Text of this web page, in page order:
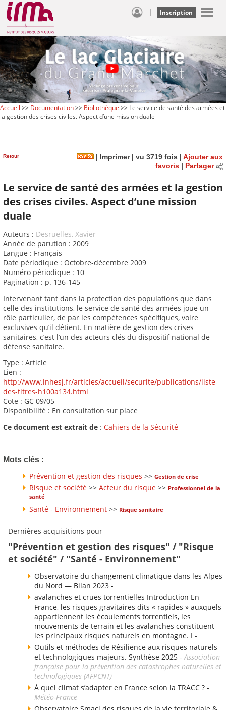
| Inscription
Accueil >> Documentation>> Bibliothèque >> Le service de santé des armées et
la gestion des crises civiles. Aspect d’une mission duale
Retour | Imprimer| vu 3719 fois | Ajouter aux
favoris| Partager
Le service de santé des armées et la gestion
des crises civiles. Aspect d’une mission
duale
Auteurs : Desruelles, Xavier
Année de parution : 2009
Langue : Français
Date périodique : Octobre-décembre 2009
Numéro périodique : 10
Pagination : p. 136-145
Intervenant tant dans la protection des populations que dans
celle des institutions, le service de santé des armées joue un
rôle particulier, de par les compétences spécifiques, voire
exclusives qu’il détient. En matière de gestion des crises
sanitaires, c’est l’un des acteurs clés du dispositif national de
défense sanitaire.
Type : Article
Lien :
http://www.inhesj.fr/articles/accueil/securite/publications/liste-
des-titres-h100a134.html
Cote : GC 09/05
Disponibilité : En consultation sur place
Ce document est extrait de : Cahiers de la Sécurité
Mots clés :
Prévention et gestion des risques >> Gestion de crise
Risque et société >> Acteur du risque >> Professionnel de la
santé
Santé - Environnement >> Risque sanitaire
Dernières acquisitions pour
"Prévention et gestion des risques" / "Risque
et société" / "Santé - Environnement"
Observatoire du changement climatique dans les Alpes
du Nord — Bilan 2023 -
avalanches et crues torrentielles Introduction En
France, les risques gravitaires dits « rapides » auxquels
appartiennent les écoulements torrentiels, les
mouvements de terrain et les avalanches constituent
les principaux risques naturels en montagne. I -
Outils et méthodes de Résilience aux risques naturels
et technologiques majeurs. Synthèse 2025 -Association
française pour la prévention des catastrophes naturelles et
technologiques (AFPCNT)
À quel climat s’adapter en France selon la TRACC ? -
Météo-France